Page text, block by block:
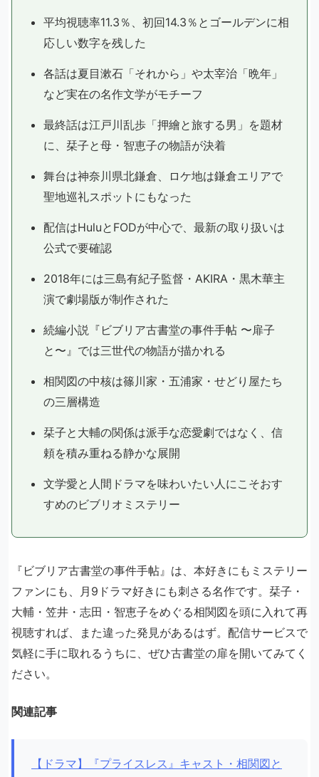
平均視聴率11.3％、初回14.3％とゴールデンに相
応しい数字を残した
各話は夏目漱石「それから」や太宰治「晩年」
など実在の名作文学がモチーフ
最終話は江戸川乱歩「押繪と旅する男」を題材
に、栞子と母・智恵子の物語が決着
舞台は神奈川県北鎌倉、ロケ地は鎌倉エリアで
聖地巡礼スポットにもなった
配信はHuluとFODが中心で、最新の取り扱いは
公式で要確認
2018年には三島有紀子監督・AKIRA・黒木華主
演で劇場版が制作された
続編小説『ビブリア古書堂の事件手帖 〜扉子
と〜』では三世代の物語が描かれる
相関図の中核は篠川家・五浦家・せどり屋たち
の三層構造
栞子と大輔の関係は派手な恋愛劇ではなく、信
頼を積み重ねる静かな展開
文学愛と人間ドラマを味わいたい人にこそおす
すめのビブリオミステリー
『ビブリア古書堂の事件手帖』は、本好きにもミステリー
ファンにも、月9ドラマ好きにも刺さる名作です。栞子・
大輔・笠井・志田・智恵子をめぐる相関図を頭に入れて再
視聴すれば、また違った発見があるはず。配信サービスで
気軽に手に取れるうちに、ぜひ古書堂の扉を開いてみてく
ださい。
関連記事
【ドラマ】『プライスレス』キャスト・相関図と